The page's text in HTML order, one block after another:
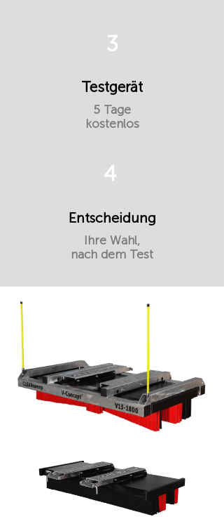
3
Testgerät
5 Tage
kostenlos
4
Entscheidung
Ihre Wahl,
nach dem Test